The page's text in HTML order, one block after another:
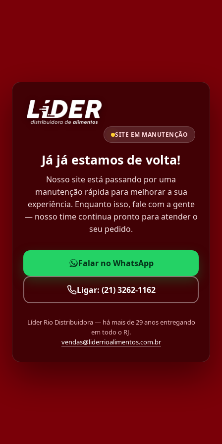
SITE EM MANUTENÇÃO
Já já estamos de volta!
Nosso site está passando por uma
manutenção rápida para melhorar a sua
experiência. Enquanto isso, fale com a gente
— nosso time continua pronto para atender o
seu pedido.
Falar no WhatsApp
Ligar: (21) 3262-1162
Líder Rio Distribuidora — há mais de 29 anos entregando
em todo o RJ.
vendas@liderrioalimentos.com.br